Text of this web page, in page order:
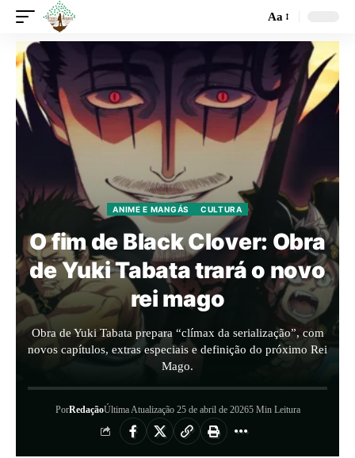
Aa
ANIME E MANGÁS CULTURA
O fim de Black Clover: Obra
de Yuki Tabata trará o novo
rei mago
Obra de Yuki Tabata prepara “clímax da serialização”, com
novos capítulos, extras especiais e definição do próximo Rei
Mago.
PorRedaçãoÚltima Atualização 25 de abril de 20265 Min Leitura